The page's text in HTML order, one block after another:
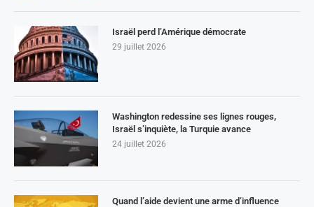
Israël perd l’Amérique démocrate
29 juillet 2026
Washington redessine ses lignes rouges,
Israël s’inquiète, la Turquie avance
24 juillet 2026
Quand l’aide devient une arme d’influence